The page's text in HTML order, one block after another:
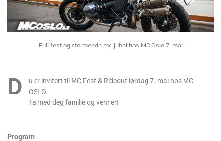
Full fest og stormende mc-jubel hos MC Oslo 7. mai
D
u er invitert til MC Fest & Rideout lørdag 7. mai hos MC
OSLO.
Ta med deg familie og venner!
Program